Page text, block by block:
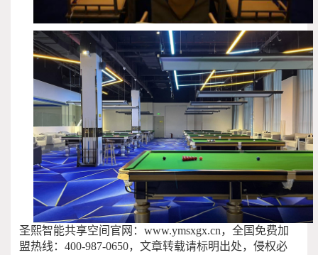
圣熙智能共享空间官网：www.ymsxgx.cn，全国免费加
盟热线：400-987-0650，文章转载请标明出处，侵权必